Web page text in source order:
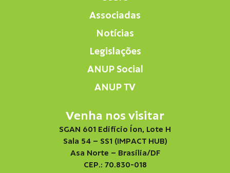
Associadas
Notícias
Legislações
ANUP Social
ANUP TV
Venha nos visitar
SGAN 601 Edifício Íon, Lote H
Sala 54 – SS1 (IMPACT HUB)
Asa Norte – Brasília/DF
CEP.: 70.830-018